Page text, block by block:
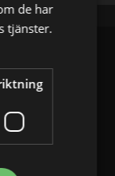
de har
tjänster.